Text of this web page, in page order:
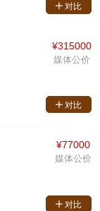
对比
¥315000
媒体公价
对比
¥77000
媒体公价
对比